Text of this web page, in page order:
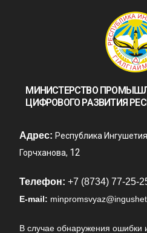
МИНИСТЕРСТВО
ЦИФРОВОГО РАЗВИТИЯ
Адрес: Республика
Горчханова, 12
Телефон: +7 (8734) 77-25-
E-mail:
В случае обнаружения ошибки